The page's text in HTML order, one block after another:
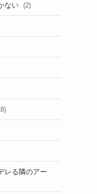
ない (2)
レる隣のアー